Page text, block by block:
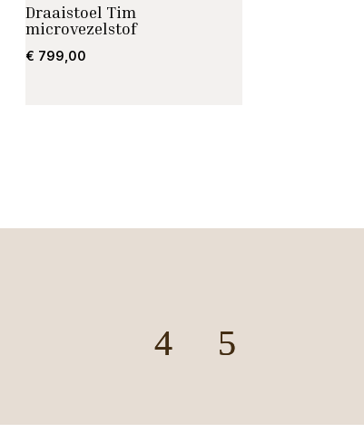
Draaistoel Tim
microvezelstof
€ 799,00